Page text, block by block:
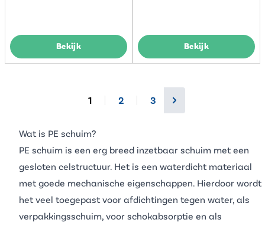
Bekijk Bekijk
1 2 3
Wat is PE schuim?
PE schuim is een erg breed inzetbaar schuim met een
gesloten celstructuur. Het is een waterdicht materiaal
met goede mechanische eigenschappen. Hierdoor wordt
het veel toegepast voor afdichtingen tegen water, als
verpakkingsschuim, voor schokabsorptie en als